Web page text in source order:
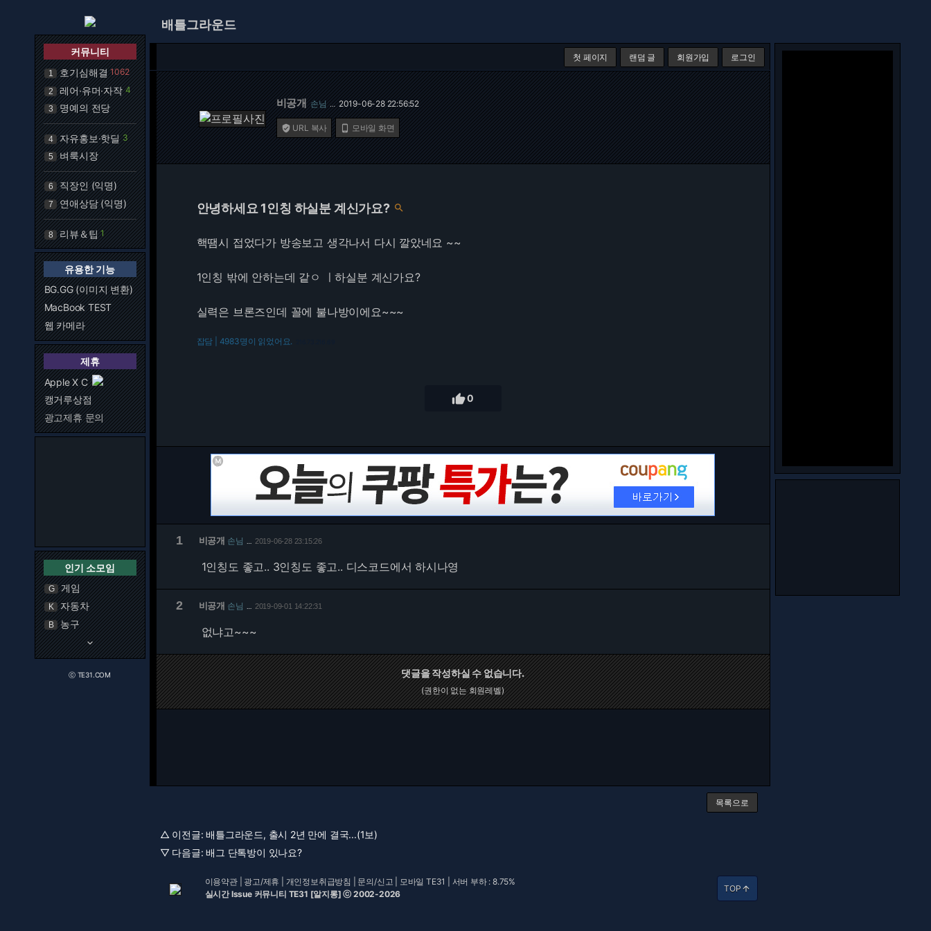
커뮤니티
1 호기심해결 1062
2 레어·유머·자작 4
3 명예의 전당
4 자유홍보·핫딜 3
5 벼룩시장
6 직장인 (익명)
7 연애상담 (익명)
8 리뷰＆팁 1
유용한 기능
BG.GG (이미지 변환)
MacBook TEST
웹 카메라
제휴
Apple X C
캥거루상점
광고제휴 문의
인기 소모임
G 게임
K 자동차
B 농구
keyboard_arrow_down
ⓒ TE31.COM
배틀그라운드
첫 페이지 랜덤 글 회원가입 로그인
비공개 손님 … 2019-06-28 22:56:52
 URL 복사  모바일 화면
안녕하세요 1인칭 하실분 계신가요? 
핵땜시 접었다가 방송보고 생각나서 다시 깔았네요 ~~
1인칭 밖에 안하는데 같ㅇ ㅣ하실분 계신가요?
실력은 브론즈인데 꼴에 불나방이에요~~~
잡담 | 4983명이 읽었어요.
0
1 비공개 손님 2019-06-28 23:15:26
1인칭도 좋고.. 3인칭도 좋고.. 디스코드에서 하시나영
2 비공개 손님 2019-09-01 14:22:31
없냐고~~~
댓글을 작성하실 수 없습니다.
(권한이 없는 회원레벨)
목록으로
△ 이전글:배틀그라운드, 출시 2년 만에 결국...(1보)
▽ 다음글:배그 단톡방이 있나요?
이용약관| 광고/제휴 개인정보취급방침 문의/신고 모바일 TE31
| 서버 부하 : 8.75%
실시간 Issue 커뮤니티 TE31 [알지롱] ⓒ 2002-2026
TOP arrow_upward